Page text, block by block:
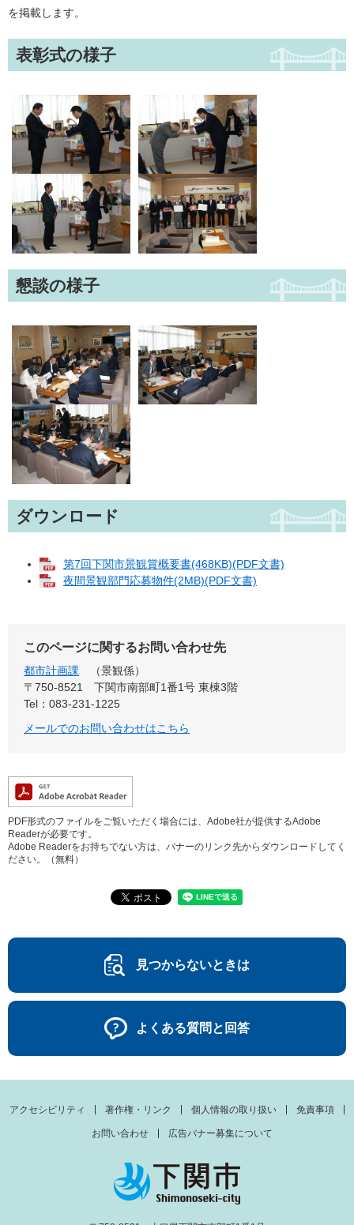
を掲載します。
表彰式の様子
懇談の様子
ダウンロード
第7回下関市景観賞概要書(468KB)(PDF文書)
夜間景観部門応募物件(2MB)(PDF文書)
このページに関するお問い合わせ先
都市計画課
景観係
〒750-8521
下関市南部町1番1号 東棟3階
Tel：083-231-1225
メールでのお問い合わせはこちら
PDF形式のファイルをご覧いただく場合には、Adobe社が提供するAdobe
Readerが必要です。
Adobe Readerをお持ちでない方は、バナーのリンク先からダウンロードしてく
ださい。（無料）
見つからないときは
よくある質問と回答
アクセシビリティ 著作権・リンク 個人情報の取り扱い 免責事項
お問い合わせ 広告バナー募集について